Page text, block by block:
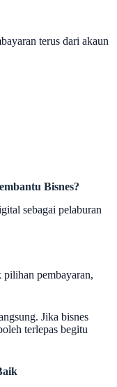
terus dari akaun
Bisnes?
sebagai pelaburan
pembayaran,
Jika bisnes
terlepas begitu